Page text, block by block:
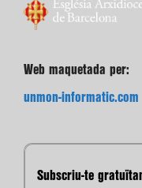
Web maquetada per:
unmon-informatic.com
Subscriu-te